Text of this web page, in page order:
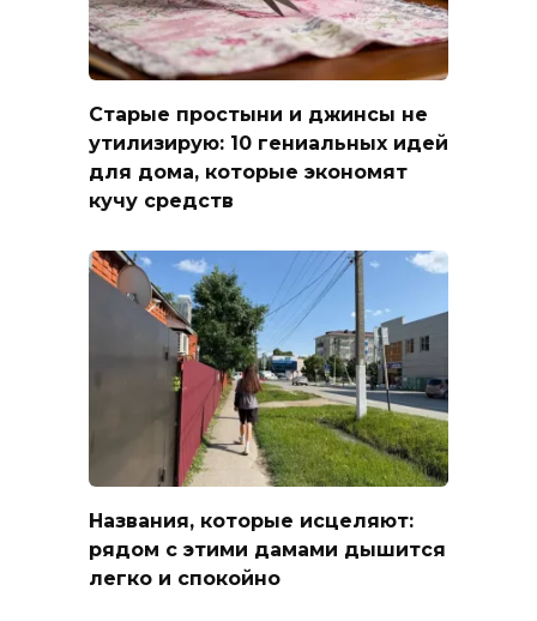
Старые простыни и джинсы не
утилизирую: 10 гениальных идей
для дома, которые экономят
кучу средств
Названия, которые исцеляют:
рядом с этими дамами дышится
легко и спокойно